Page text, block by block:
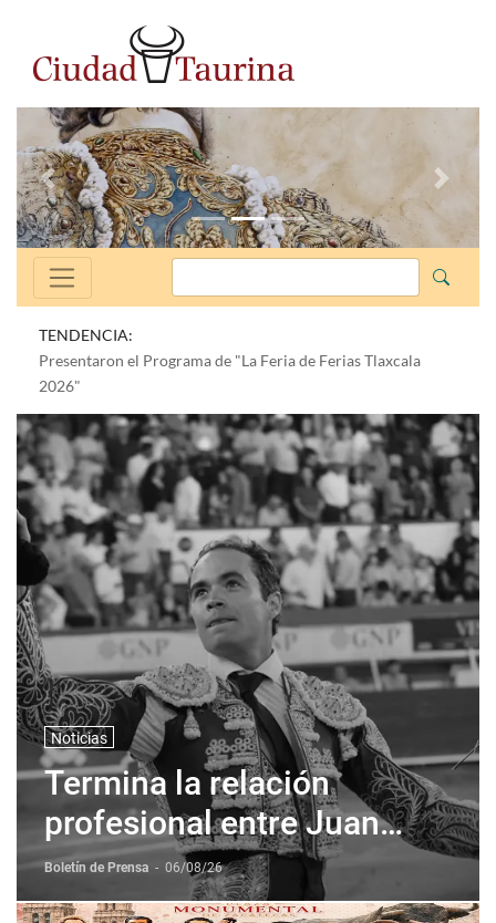
Anterior
TENDENCIA:
Presentaron el Programa de "La Feria de Ferias Tlaxcala
2026"
Noticias
Termina la relación
profesional entre Juan
Pablo Sanchez y Corona +
Corona
Boletín de Prensa - 06/08/26